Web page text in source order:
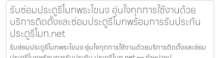
รับซ่อมประตูรีโมทพระโขนง อุ่นใจทุกการใช้งานด้วย
บริการติดตั้งและซ่อมประตูรีโมทพร้อมการรับประกัน
ประตูรีโมท.net
รับซ่อมประตูรีโมทพระโขนง อุ่นใจทุกการใช้งานด้วยบริการติดตั้งและซ่อม